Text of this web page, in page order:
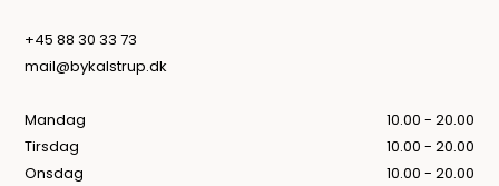
+45 88 30 33 73
mail@bykalstrup.dk
Mandag
10.00 - 20.00
Tirsdag
10.00 - 20.00
Onsdag
10.00 - 20.00